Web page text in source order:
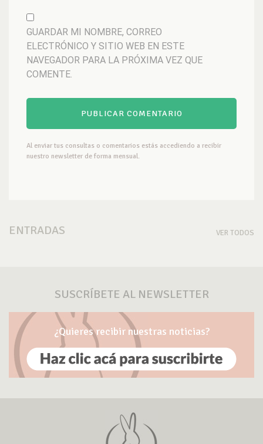
GUARDAR MI NOMBRE, CORREO
ELECTRÓNICO Y SITIO WEB EN ESTE
NAVEGADOR PARA LA PRÓXIMA VEZ QUE
COMENTE.
Al enviar tus consultas o comentarios estás accediendo a recibir
nuestro newsletter de forma mensual.
ENTRADAS VER TODOS
SUSCRÍBETE AL NEWSLETTER
¿Quieres recibir nuestras noticias?